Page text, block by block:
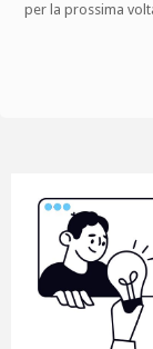
per la prossima